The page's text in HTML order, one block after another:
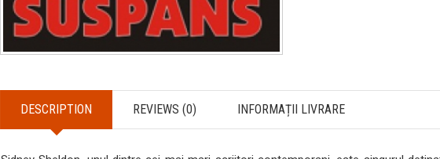
DESCRIPTION REVIEWS (0) INFORMAȚII LIVRARE